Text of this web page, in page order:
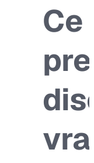
Ce